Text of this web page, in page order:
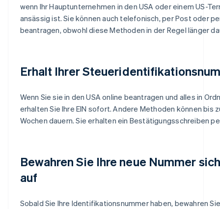
wenn Ihr Hauptunternehmen in den USA oder einem US-
ansässig ist. Sie können auch telefonisch, per Post oder
beantragen, obwohl diese Methoden in der Regel länger
Erhalt Ihrer
Wenn Sie sie in den USA online beantragen und alles in
erhalten Sie Ihre EIN sofort. Andere Methoden können bis
Wochen dauern. Sie erhalten ein Bestätigungsschreiben
Bewahren Sie Ihre neue Nummer
auf
Sobald Sie Ihre Identifikationsnummer haben, bewahren